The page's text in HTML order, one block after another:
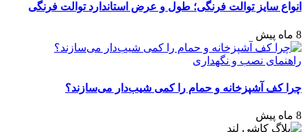
انواع سایز توالت فرنگی؛ طول و عرض استاندارد توالت فرنگی
8 ماه پیش
راهنمای نصب و نگهداری
چرا کف آشپزخانه و حمام را کمی شیب‌دار می‌سازند؟
8 ماه پیش